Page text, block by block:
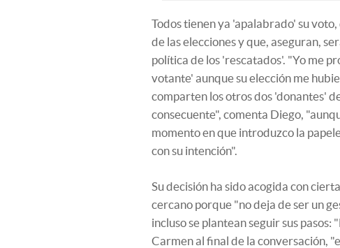
Todos tienen ya 'apalabrado' su
de las elecciones y que, aseguran,
política de los 'rescatados'. "Yo me
votante' aunque su elección me
comparten los otros dos 'donantes'
consecuente", comenta Diego,
momento en que introduzco la
con su intención".
Su decisión ha sido acogida con
cercano porque "no deja de ser un
incluso se plantean seguir sus
Carmen al final de la conversación,